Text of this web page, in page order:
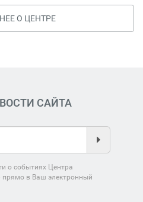
О ЦЕНТРЕ
САЙТА
о событиях Центра
прямо в Ваш электронный